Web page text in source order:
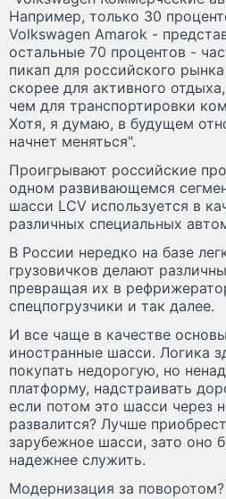
Например, только 30
Volkswagen Amarok -
остальные 70 процентов -
пикап для российского
скорее для активного
чем для транспортировки
Хотя, я думаю, в будущем
начнет меняться".
Проигрывают российские
одном развивающемся
шасси LCV используется в
различных специальных
В России нередко на базе
грузовичков делают
превращая их в
спецпогрузчики и так далее.
И все чаще в качестве
иностранные шасси. Логика
покупать недорогую, но
платформу, надстраивать
если потом это шасси через
развалится? Лучше
зарубежное шасси, зато оно
надежнее служить.
Модернизация за поворотом?